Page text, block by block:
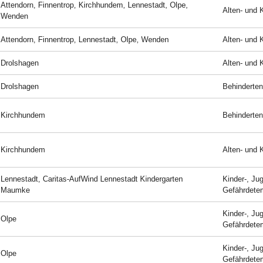
Attendorn, Finnentrop, Kirchhundem, Lennestadt, Olpe,
Wenden
Alten- und
Attendorn, Finnentrop, Lennestadt, Olpe, Wenden Alten- und
Drolshagen Alten- und
Drolshagen
Kirchhundem
Kirchhundem Alten- und
Lennestadt, Caritas-AufWind Lennestadt Kindergarten
Maumke
Kinder-,
Olpe
Kinder-,
Olpe
Kinder-,